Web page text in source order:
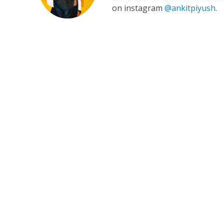
on instagram@ankitpiyush.